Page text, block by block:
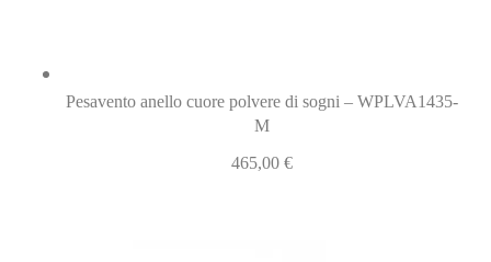
Pesavento anello cuore polvere di sogni – WPLVA1435-
M
465,00 €